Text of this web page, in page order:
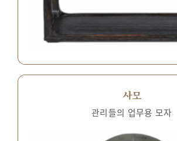
사모
관리들의 업무용 모자